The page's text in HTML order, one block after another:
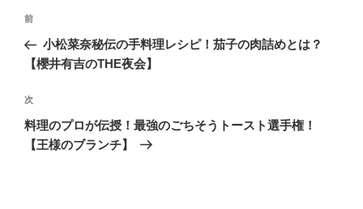
投
ナ
ゲ
ー
シ
過
去
の
稿
前
小松菜奈秘伝の手料理レシピ！茄子の肉詰めとは？
【櫻井有吉のTHE夜会】
次
の
投
次
料理のプロが伝授！最強のごちそうトースト選手権！
【王様のブランチ】